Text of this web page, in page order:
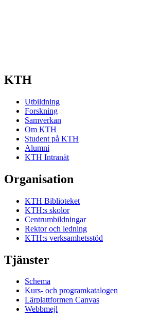
KTH
Utbildning
Forskning
Samverkan
Om KTH
Student på KTH
Alumni
KTH Intranät
Organisation
KTH Biblioteket
KTH:s skolor
Centrumbildningar
Rektor och ledning
KTH:s verksamhetsstöd
Tjänster
Schema
Kurs- och programkatalogen
Lärplattformen Canvas
Webbmejl